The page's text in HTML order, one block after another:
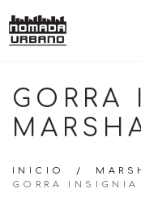
GORRA
INICIO /
GORRA INSIGNIA